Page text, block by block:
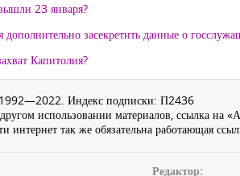
23 января?
дополнительно засекретить данные о
Капитолия?
1992—2022. Индекс подписки: П2436
использовании материалов, ссылка на
интернет так же обязательна работающая
Редактор: